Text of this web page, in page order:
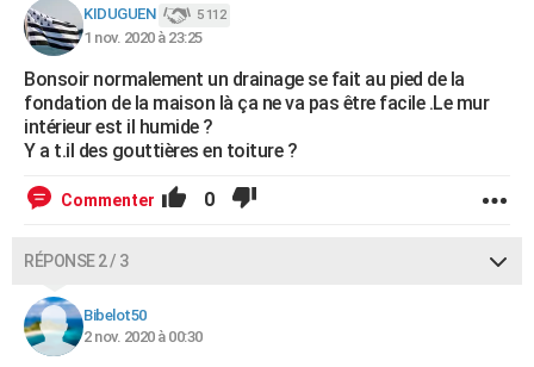
S'inscrire
Se connecter
Lycées
Collèges
Primaires
Universités
Entreprises
Service militaire
Avis de recherche
AVIS DE DÉCÈS
Bricolage
Lifestyle
Culture
Sport
Auto
Television
Voyage
Cinema
KIDUGUEN 5 112
1 nov. 2020 à 23:25
Bonsoir normalement un drainage se fait au pied de la
fondation de la maison là ça ne va pas être facile .Le mur
intérieur est il humide ?
Y a t.il des gouttières en toiture ?
Commenter 0
RÉPONSE 2 / 3
Bibelot50
2 nov. 2020 à 00:30